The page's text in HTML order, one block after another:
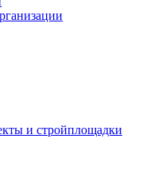
и стройплощадки